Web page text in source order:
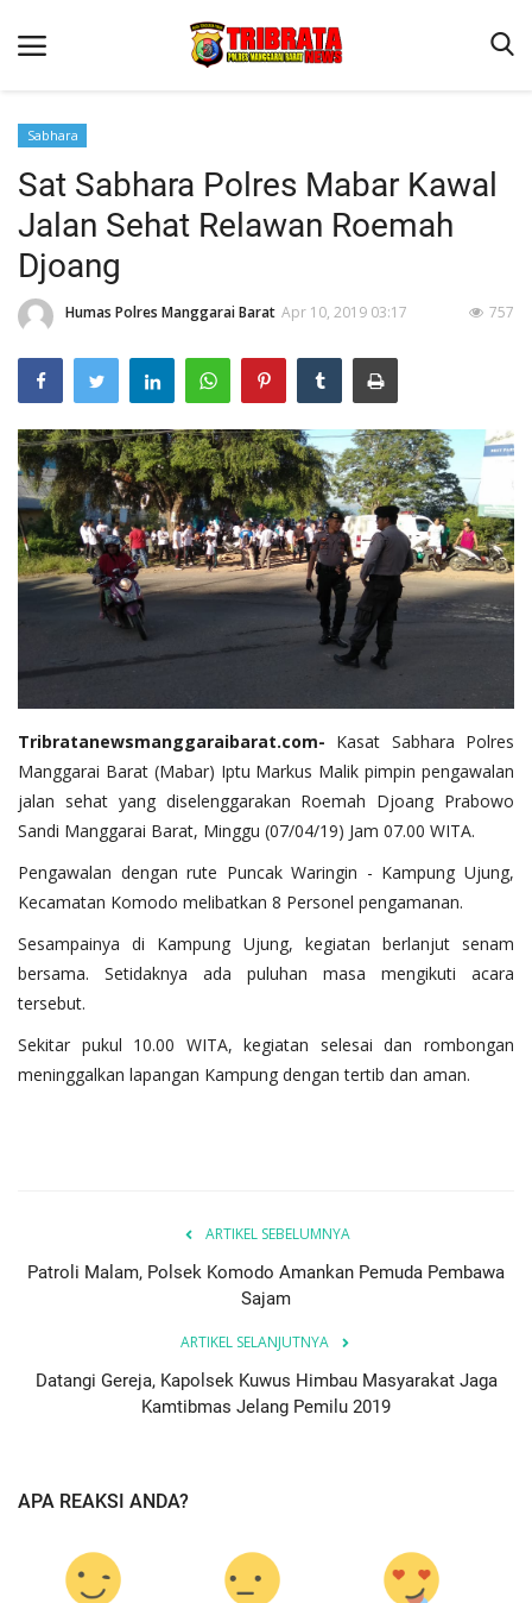
Beranda
Binkam
Terms & Conditions
Reskrim
Lantas
Polisi Kita
Mitra Polisi
Giat Ops
Sabhara
Sat Sabhara Polres Mabar Kawal
Jalan Sehat Relawan Roemah
Djoang
Humas Polres Manggarai Barat Apr 10, 2019 03:17 757
Tribratanewsmanggaraibarat.com- Kasat Sabhara Polres
Manggarai Barat (Mabar) Iptu Markus Malik pimpin pengawalan
jalan sehat yang diselenggarakan Roemah Djoang Prabowo
Sandi Manggarai Barat, Minggu (07/04/19) Jam 07.00 WITA.
Pengawalan dengan rute Puncak Waringin - Kampung Ujung,
Kecamatan Komodo melibatkan 8 Personel pengamanan.
Sesampainya di Kampung Ujung, kegiatan berlanjut senam
bersama. Setidaknya ada puluhan masa mengikuti acara
tersebut.
Sekitar pukul 10.00 WITA, kegiatan selesai dan rombongan
meninggalkan lapangan Kampung dengan tertib dan aman.
ARTIKEL SEBELUMNYA
Patroli Malam, Polsek Komodo Amankan Pemuda Pembawa
Sajam
ARTIKEL SELANJUTNYA
Datangi Gereja, Kapolsek Kuwus Himbau Masyarakat Jaga
Kamtibmas Jelang Pemilu 2019
APA REAKSI ANDA?